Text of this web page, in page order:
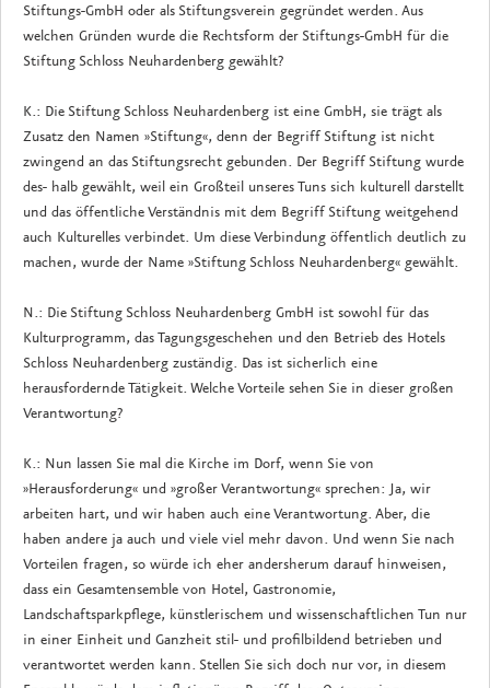
Stiftungs-GmbH oder als Stiftungsverein gegründet werden. Aus
welchen Gründen wurde die Rechtsform der Stiftungs-GmbH für die
Stiftung Schloss Neuhardenberg gewählt?
K.: Die Stiftung Schloss Neuhardenberg ist eine GmbH, sie trägt als
Zusatz den Namen »Stiftung«, denn der Begriff Stiftung ist nicht
zwingend an das Stiftungsrecht gebunden. Der Begriff Stiftung wurde
des- halb gewählt, weil ein Großteil unseres Tuns sich kulturell darstellt
und das öffentliche Verständnis mit dem Begriff Stiftung weitgehend
auch Kulturelles verbindet. Um diese Verbindung öffentlich deutlich zu
machen, wurde der Name »Stiftung Schloss Neuhardenberg« gewählt.
N.: Die Stiftung Schloss Neuhardenberg GmbH ist sowohl für das
Kulturprogramm, das Tagungsgeschehen und den Betrieb des Hotels
Schloss Neuhardenberg zuständig. Das ist sicherlich eine
herausfordernde Tätigkeit. Welche Vorteile sehen Sie in dieser großen
Verantwortung?
K.: Nun lassen Sie mal die Kirche im Dorf, wenn Sie von
»Herausforderung« und »großer Verantwortung« sprechen: Ja, wir
arbeiten hart, und wir haben auch eine Verantwortung. Aber, die
haben andere ja auch und viele viel mehr davon. Und wenn Sie nach
Vorteilen fragen, so würde ich eher andersherum darauf hinweisen,
dass ein Gesamtensemble von Hotel, Gastronomie,
Landschaftsparkpflege, künstlerischem und wissenschaftlichen Tun nur
in einer Einheit und Ganzheit stil- und profilbildend betrieben und
verantwortet werden kann. Stellen Sie sich doch nur vor, in diesem